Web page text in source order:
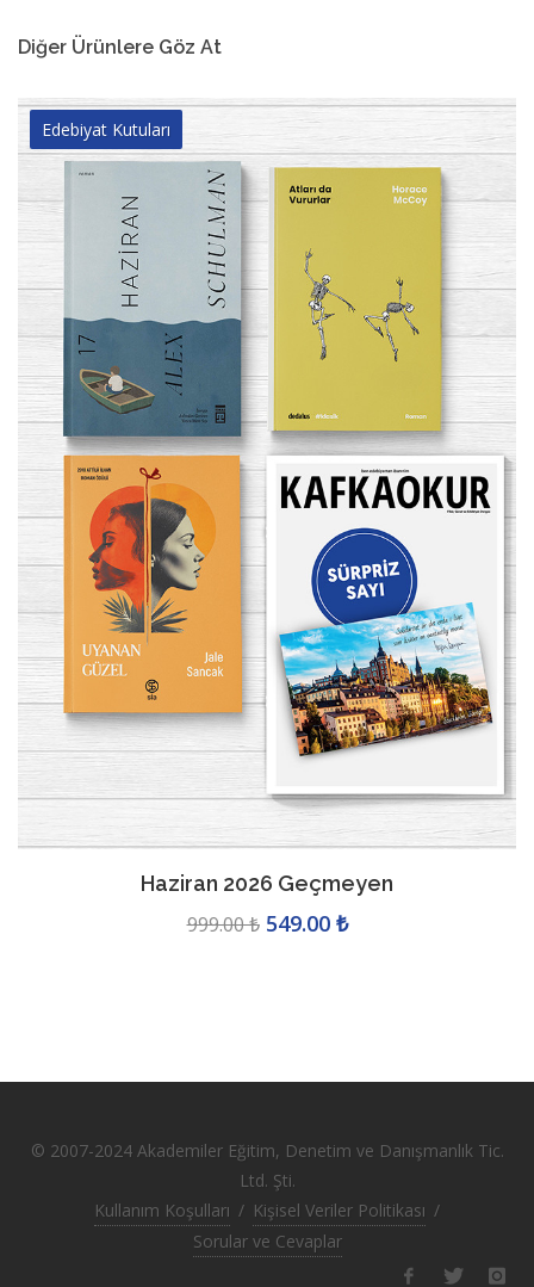
Diğer Ürünlere Göz At
Edebiyat Kutuları
Okur Günlüğü 52 Kitap
99.00 ₺ 99.00 ₺
© 2007-2024 Akademiler Eğitim, Denetim ve Danışmanlık Tic.
Ltd. Şti.
Kullanım Koşulları / Kişisel Veriler Politikası /
Sorular ve Cevaplar